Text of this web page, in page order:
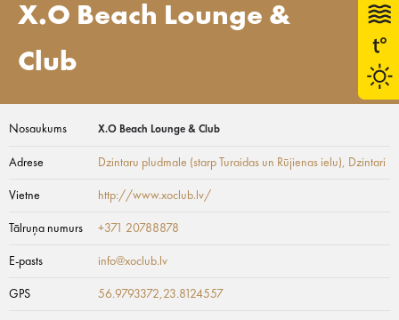
X.O Beach Lounge &
Club
Nosaukums X.O Beach Lounge & Club
Adrese Dzintaru pludmale (starp Turaidas un Rūjienas ielu), Dzintari
Vietne http://www.xoclub.lv/
Tālruņa numurs +371 20788878
E-pasts info@xoclub.lv
GPS 56.9793372,23.8124557